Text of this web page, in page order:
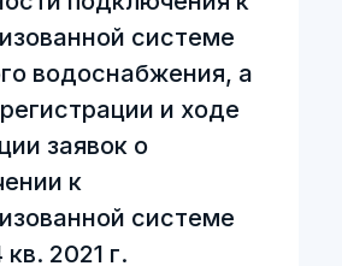
системе
водоснабжения, а
и ходе
заявок о
к
системе
2021 г.